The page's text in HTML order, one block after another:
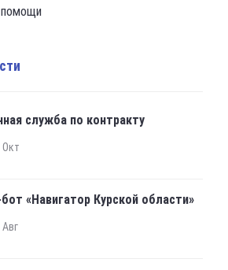
помощи
служба по контракту
Окт
«Навигатор Курской области»
Авг